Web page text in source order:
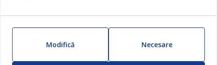
Produse noi
ZILNIC PREȚ MIC
Reclamații
Modifică Necesare